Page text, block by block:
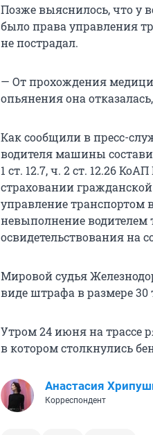
Позже выяснилось, что у
было права управления
не пострадал.
— От прохождения
опьянения она
Как сообщили в пресс-
водителя машины
1 ст. 12.7, ч. 2 ст. 12.26
страховании
управление
невыполнение водителем
освидетельствования на
Мировой судья
виде штрафа в размере 30
Утром 24 июня на трассе
в котором столкнулись
Анастасия
Корреспондент